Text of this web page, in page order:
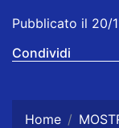
Pubblicato il 20/
Condividi
Home